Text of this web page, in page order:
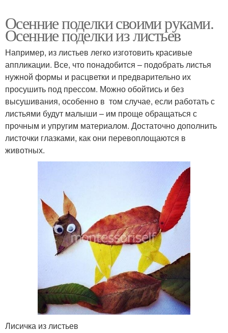
Осенние поделки своими руками.
Осенние поделки из листьев
Например, из листьев легко изготовить красивые
аппликации. Все, что понадобится – подобрать листья
нужной формы и расцветки и предварительно их
просушить под прессом. Можно обойтись и без
высушивания, особенно в том случае, если работать с
листьями будут малыши – им проще обращаться с
прочным и упругим материалом. Достаточно дополнить
листочки глазками, как они перевоплощаются в
животных.
Лисичка из листьев